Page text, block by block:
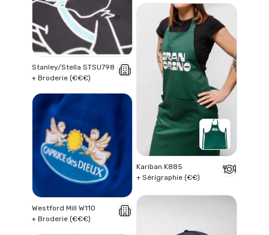
Stanley/Stella STSU798
+ Broderie (€€€)
Kariban K885
+ Sérigraphie (€€)
Westford Mill W110
+ Broderie (€€€)